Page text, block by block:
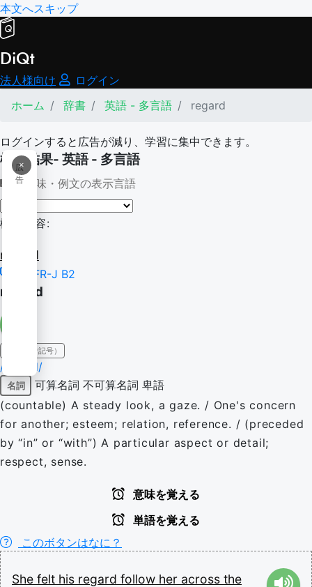
本文へスキップ
DiQt
法人様向け
ログイン
ホーム
辞書 英語 - 多言語 regard
ログインすると広告が減り、学習に集中できます。
×
広
告
検索結果- 英語 - 多言語
意味・例文の表示言語
検索内容:
regard
CEFR-J B2
regard
IPA（発音記号）
/ɹɪˈɡɑːd/
名詞 可算名詞 不可算名詞 卑語
(countable) A steady look, a gaze. / One's concern
for another; esteem; relation, reference. / (preceded
by “in” or “with”) A particular aspect or detail;
respect, sense.
意味を覚える
単語を覚える
このボタンはなに？
She felt his regard follow her across the